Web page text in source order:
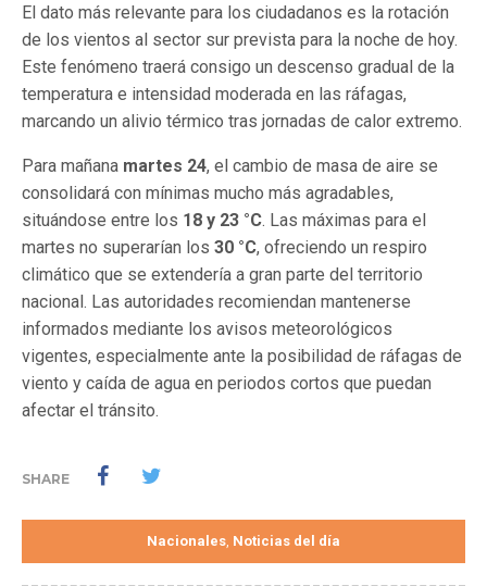
El dato más relevante para los ciudadanos es la rotación
de los vientos al sector sur prevista para la noche de hoy.
Este fenómeno traerá consigo un descenso gradual de la
temperatura e intensidad moderada en las ráfagas,
marcando un alivio térmico tras jornadas de calor extremo.
Para mañana martes 24, el cambio de masa de aire se
consolidará con mínimas mucho más agradables,
situándose entre los 18 y 23 °C. Las máximas para el
martes no superarían los 30 °C, ofreciendo un respiro
climático que se extendería a gran parte del territorio
nacional. Las autoridades recomiendan mantenerse
informados mediante los avisos meteorológicos
vigentes, especialmente ante la posibilidad de ráfagas de
viento y caída de agua en periodos cortos que puedan
afectar el tránsito.
SHARE
Nacionales Noticias del día